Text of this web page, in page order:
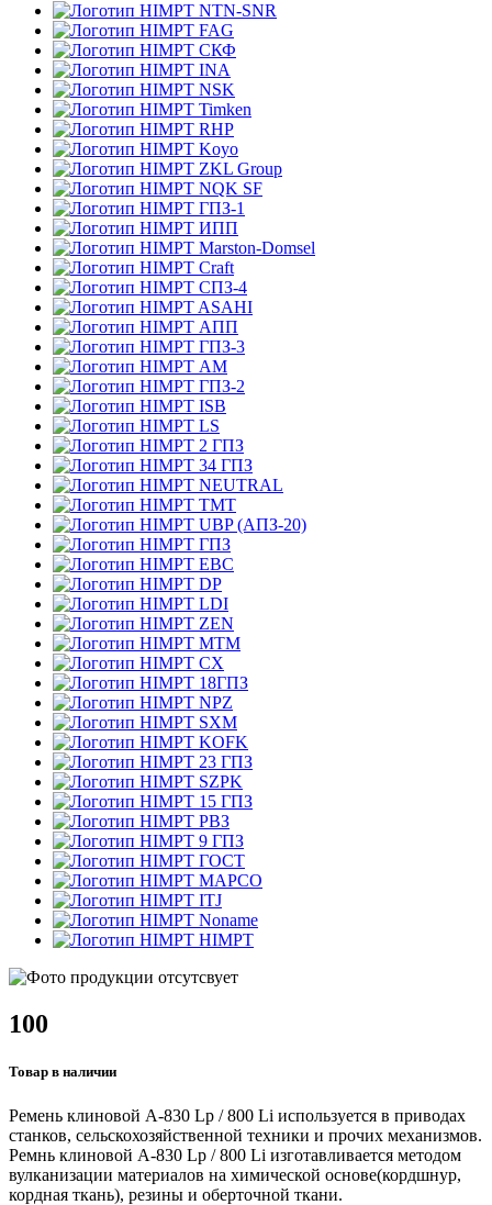
NTN-SNR
FAG
СКФ
INA
NSK
Timken
RHP
Koyo
ZKL Group
NQK SF
ГПЗ-1
ИПП
Marston-Domsel
Craft
СПЗ-4
ASAHI
АПП
ГПЗ-3
АМ
ГПЗ-2
ISB
LS
2 ГПЗ
34 ГПЗ
NEUTRAL
TMT
UBP (АПЗ-20)
ГПЗ
EBC
DP
LDI
ZEN
MTM
CX
18ГПЗ
NPZ
SXM
KOFK
23 ГПЗ
SZPK
15 ГПЗ
РВЗ
9 ГПЗ
ГОСТ
MAPCO
ITJ
Noname
HIMPT
100
Товар в наличии
Ремень клиновой А-830 Lp / 800 Li используется в приводах
станков, сельскохозяйственной техники и прочих механизмов.
Ремнь клиновой А-830 Lp / 800 Li изготавливается методом
вулканизации материалов на химической основе(кордшнур,
кордная ткань), резины и оберточной ткани.